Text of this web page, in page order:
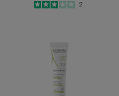
3
/5
2
DERMALIBOUR+
CICA-
Reparador